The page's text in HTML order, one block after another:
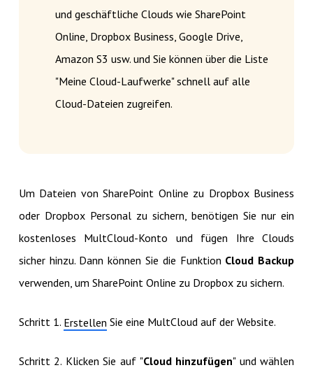
und geschäftliche Clouds wie SharePoint
Online, Dropbox Business, Google Drive,
Amazon S3 usw. und Sie können über die Liste
"Meine Cloud-Laufwerke" schnell auf alle
Cloud-Dateien zugreifen.
Um Dateien von SharePoint Online zu Dropbox Business
oder Dropbox Personal zu sichern, benötigen Sie nur ein
kostenloses MultCloud-Konto und fügen Ihre Clouds
sicher hinzu. Dann können Sie die Funktion Cloud Backup
verwenden, um SharePoint Online zu Dropbox zu sichern.
Schritt 1. Erstellen Sie eine MultCloud auf der Website.
Schritt 2. Klicken Sie auf "Cloud hinzufügen" und wählen